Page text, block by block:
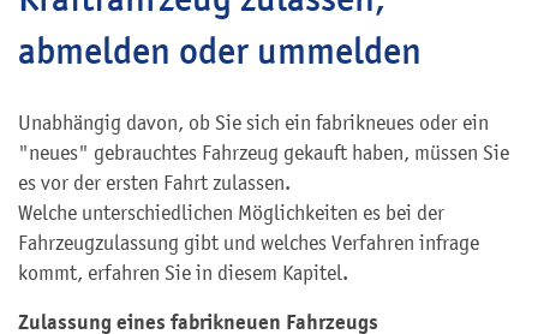
abmelden oder ummelden
Unabhängig davon, ob Sie sich ein fabrikneues oder ein
"neues" gebrauchtes Fahrzeug gekauft haben, müssen Sie
es vor der ersten Fahrt zulassen.
Welche unterschiedlichen Möglichkeiten es bei der
Fahrzeugzulassung gibt und welches Verfahren infrage
kommt, erfahren Sie in diesem Kapitel.
Zulassung eines fabrikneuen Fahrzeugs